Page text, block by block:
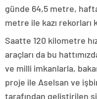
günde 64,5 metre,
metre ile kazı rekorları
Saatte 120 kilometre
araçları da bu
ve milli imkanlarla,
proje ile Aselsan ve
tarafından geliştirilen